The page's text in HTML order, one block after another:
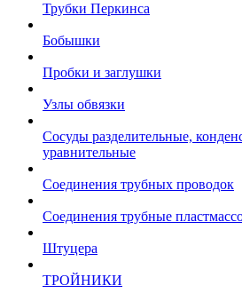
Трубки Перкинса
Бобышки
Пробки и заглушки
Узлы обвязки
Сосуды разделительные,
уравнительные
Соединения трубных проводок
Соединения трубные
Штуцера
ТРОЙНИКИ